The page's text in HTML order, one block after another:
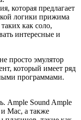
которая предлагает
логики прижима
как соло,
интересные и
просто эмулятор
который имеет ряд
программами.
Ample Sound Ample
Mac, а также